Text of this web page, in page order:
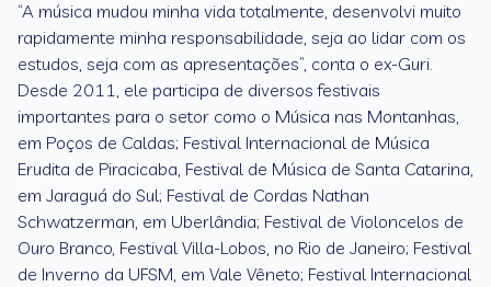
“A música mudou minha vida totalmente, desenvolvi muito
rapidamente minha responsabilidade, seja ao lidar com os
estudos, seja com as apresentações”, conta o ex-Guri.
Desde 2011, ele participa de diversos festivais
importantes para o setor como o Música nas Montanhas,
em Poços de Caldas; Festival Internacional de Música
Erudita de Piracicaba, Festival de Música de Santa Catarina,
em Jaraguá do Sul; Festival de Cordas Nathan
Schwatzerman, em Uberlândia; Festival de Violoncelos de
Ouro Branco, Festival Villa-Lobos, no Rio de Janeiro; Festival
de Inverno da UFSM, em Vale Vêneto; Festival Internacional